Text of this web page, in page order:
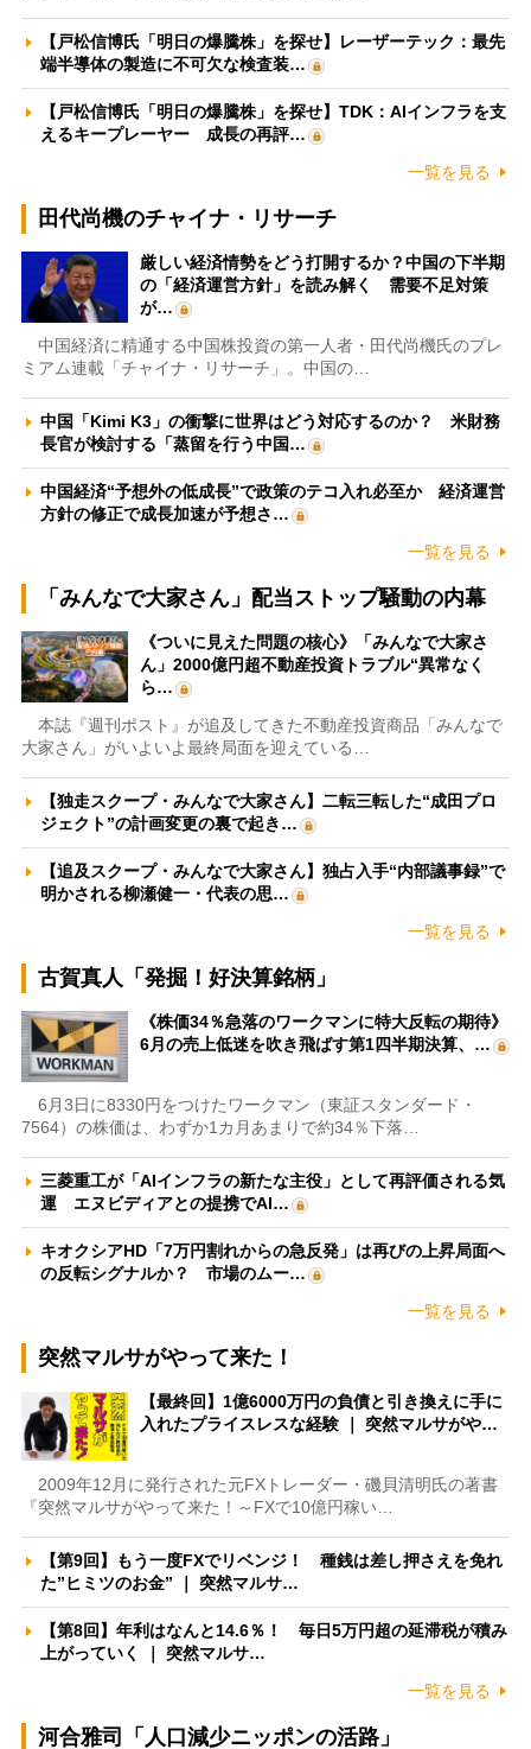
【戸松信博氏「明日の爆騰株」を探せ】レーザーテック：最先
端半導体の製造に不可欠な検査装…
【戸松信博氏「明日の爆騰株」を探せ】TDK：AIインフラを支
えるキープレーヤー 成長の再評…
一覧を見る
田代尚機のチャイナ・リサーチ
厳しい経済情勢をどう打開するか？中国の下半期
の「経済運営方針」を読み解く 需要不足対策
が…
中国経済に精通する中国株投資の第一人者・田代尚機氏のプレ
ミアム連載「チャイナ・リサーチ」。中国の…
中国「Kimi K3」の衝撃に世界はどう対応するのか？ 米財務
長官が検討する「蒸留を行う中国…
中国経済“予想外の低成長”で政策のテコ入れ必至か 経済運営
方針の修正で成長加速が予想さ…
一覧を見る
「みんなで大家さん」配当ストップ騒動の内幕
《ついに見えた問題の核心》「みんなで大家さ
ん」2000億円超不動産投資トラブル“異常なく
ら…
本誌『週刊ポスト』が追及してきた不動産投資商品「みんなで
大家さん」がいよいよ最終局面を迎えている…
【独走スクープ・みんなで大家さん】二転三転した“成田プロ
ジェクト”の計画変更の裏で起き…
【追及スクープ・みんなで大家さん】独占入手“内部議事録”で
明かされる柳瀬健一・代表の思…
一覧を見る
古賀真人「発掘！好決算銘柄」
《株価34％急落のワークマンに特大反転の期待》
6月の売上低迷を吹き飛ばす第1四半期決算、…
6月3日に8330円をつけたワークマン（東証スタンダード・
7564）の株価は、わずか1カ月あまりで約34％下落…
三菱重工が「AIインフラの新たな主役」として再評価される気
運 エヌビディアとの提携でAI…
キオクシアHD「7万円割れからの急反発」は再びの上昇局面へ
の反転シグナルか？ 市場のムー…
一覧を見る
突然マルサがやって来た！
【最終回】1億6000万円の負債と引き換えに手に
入れたプライスレスな経験 ｜ 突然マルサがや…
2009年12月に発行された元FXトレーダー・磯貝清明氏の著書
『突然マルサがやって来た！～FXで10億円稼い…
【第9回】もう一度FXでリベンジ！ 種銭は差し押さえを免れ
た”ヒミツのお金” ｜ 突然マルサ…
【第8回】年利はなんと14.6％！ 毎日5万円超の延滞税が積み
上がっていく ｜ 突然マルサ…
一覧を見る
河合雅司「人口減少ニッポンの活路」